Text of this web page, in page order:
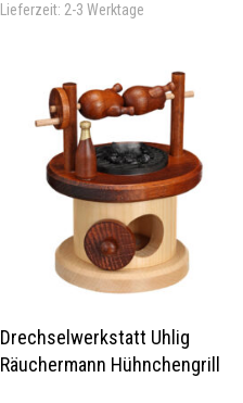
Lieferzeit: 2-3 Werktage
Drechselwerkstatt Uhlig
Räuchermann Hühnchengrill